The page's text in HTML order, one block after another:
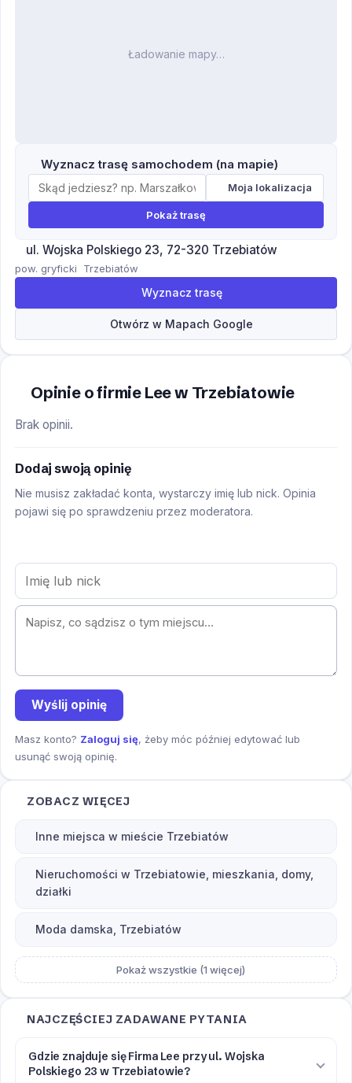
Ładowanie mapy…
Wyznacz trasę samochodem (na mapie)
Moja lokalizacja
Pokaż trasę
ul. Wojska Polskiego 23, 72-320 Trzebiatów
pow. gryficki Trzebiatów
Wyznacz trasę
Otwórz w Mapach Google
Opinie o firmie Lee w Trzebiatowie
Brak opinii.
Dodaj swoją opinię
Nie musisz zakładać konta, wystarczy imię lub nick. Opinia
pojawi się po sprawdzeniu przez moderatora.
Wyślij opinię
Masz konto? Zaloguj się, żeby móc później edytować lub
usunąć swoją opinię.
ZOBACZ WIĘCEJ
Inne miejsca w mieście Trzebiatów
Nieruchomości w Trzebiatowie, mieszkania, domy,
działki
Moda damska, Trzebiatów
Pokaż wszystkie (1 więcej)
NAJCZĘŚCIEJ ZADAWANE PYTANIA
Gdzie znajduje się Firma Lee przy ul. Wojska
Polskiego 23 w Trzebiatowie?